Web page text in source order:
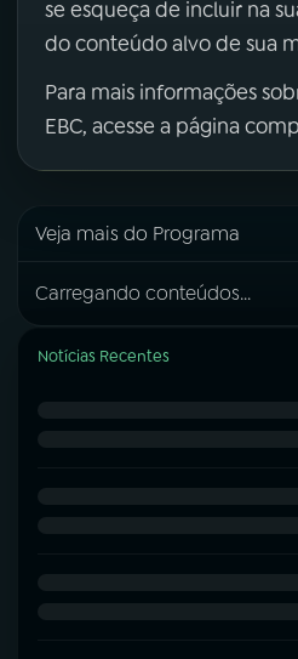
se esqueça de incluir na
do conteúdo alvo de sua
Para mais informações
EBC, acesse a página
Veja mais do Programa
Carregando conteúdos...
Notícias Recentes